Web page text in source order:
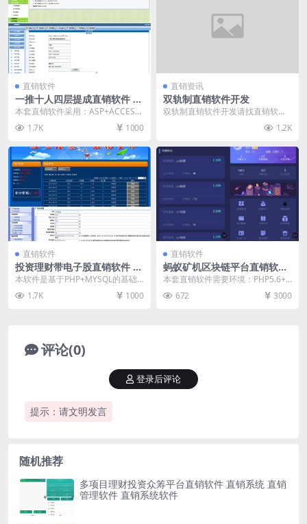
直销软件
一推十人四层提成直销软件 直
销系统 直销管理软件
本套直销软件采用：ASP+ACCESS
开发，是一套一推十人四层提成直
销软件，一套...
1.7K 1000
直销资讯
双轨制直销软件开发
双轨制直销软件开发请找直销软件
1.2K
直销软件
投资理财带电子股直销软件 直
销系统 直销管理软件
本软件是基于PHP+MYSQL的基础
上开发，是一套投资理财带电子股
直销软件，后台...
1.7K 1000
直销软件
蚂蚁矿机区块链平台直销软件
直销系统 直销管理软件
本套直销软件需要环境：PHP5.6+
MYSQL，是一套蚂蚁矿机区块链平
台直销软件...
672 3000
评论(0)
提示：请文明发言
登录后评论
随机推荐
多项目理财投资众筹平台直销软件 直销系统 直销
管理软件 直销系统软件